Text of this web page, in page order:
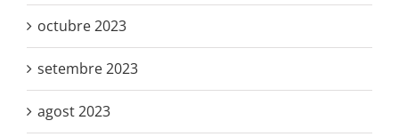
octubre 2023
setembre 2023
agost 2023